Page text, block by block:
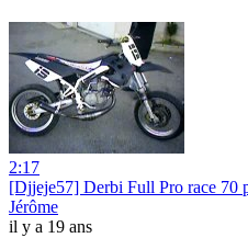
2:17
[Djjeje57] Derbi Full Pro race 70
Jérôme
il y a 19 ans